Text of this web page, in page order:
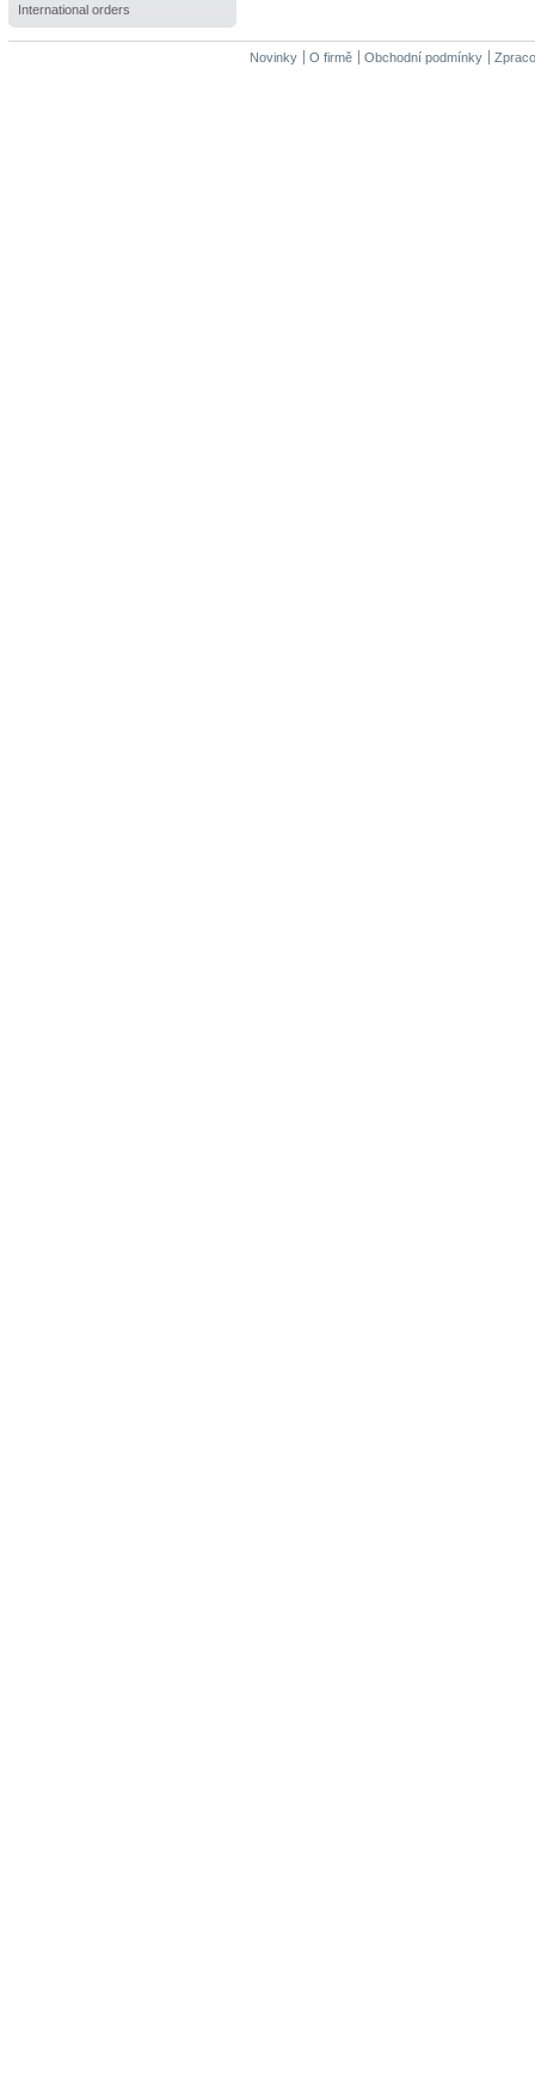
International orders
Novinky O firmě Obchodní podmínky